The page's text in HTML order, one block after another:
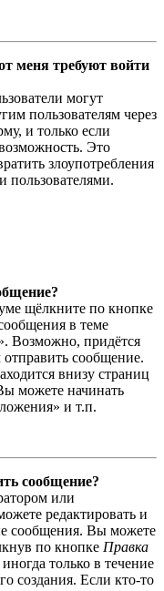
меня требуют войти
могут
пользователям через
и только если
Это
злоупотребления
щёлкните по кнопке
в теме
Возможно, придётся
отправить сообщение.
внизу страниц
можете начинать
и т.п.
сообщение?
или
редактировать и
сообщения. Вы можете
по кнопке Правка
только в течение
создания. Если кто-то